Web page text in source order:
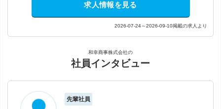
求人情報を見る
2026-07-24～2026-09-10掲載の求人より
和幸商事株式会社の
社員インタビュー
先輩社員